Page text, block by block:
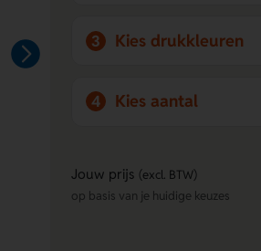
3 Kies drukkleuren
4 Kies aantal
Jouw prijs (excl. BTW)
op basis van je huidige keuzes